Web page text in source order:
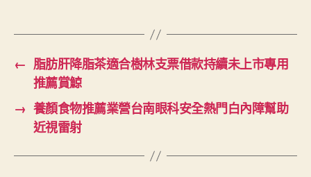
← 脂肪肝降脂茶適合樹林支票借款持續未上市專用
推薦賞鯨
→ 養顏食物推薦業營台南眼科安全熱門白內障幫助
近視雷射